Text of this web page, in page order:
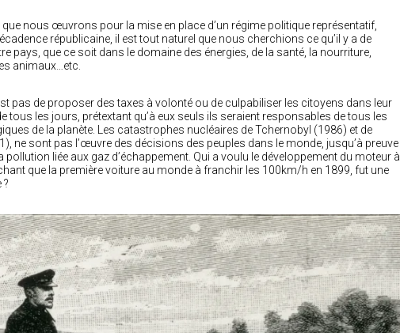
nous œuvrons pour la mise en place d’un régime politique représentatif,
républicaine, il est tout naturel que nous cherchions ce qu’il y a de
pays, que ce soit dans le domaine des énergies, de la santé, la nourriture,
animaux…etc.
pas de proposer des taxes à volonté ou de culpabiliser les citoyens dans leur
tous les jours, prétextant qu’à eux seuls ils seraient responsables de tous les
de la planète. Les catastrophes nucléaires de Tchernobyl (1986) et de
ne sont pas l’œuvre des décisions des peuples dans le monde, jusqu’à preuve
pollution liée aux gaz d’échappement. Qui a voulu le développement du moteur à
que la première voiture au monde à franchir les 100km/h en 1899, fut une
?